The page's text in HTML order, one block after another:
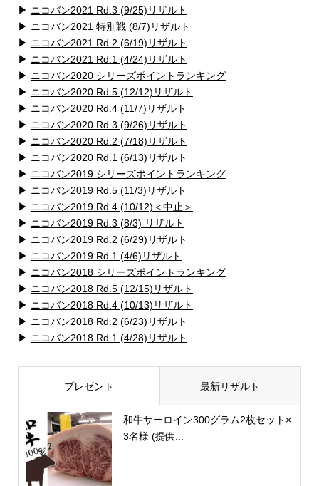
▶ ニコバン2021 Rd.3 (9/25)リザルト
▶ ニコバン2021 特別戦 (8/7)リザルト
▶ ニコバン2021 Rd.2 (6/19)リザルト
▶ ニコバン2021 Rd.1 (4/24)リザルト
▶ ニコバン2020 シリーズポイントランキング
▶ ニコバン2020 Rd.5 (12/12)リザルト
▶ ニコバン2020 Rd.4 (11/7)リザルト
▶ ニコバン2020 Rd.3 (9/26)リザルト
▶ ニコバン2020 Rd.2 (7/18)リザルト
▶ ニコバン2020 Rd.1 (6/13)リザルト
▶ ニコバン2019 シリーズポイントランキング
▶ ニコバン2019 Rd.5 (11/3)リザルト
▶ ニコバン2019 Rd.4 (10/12)＜中止＞
▶ ニコバン2019 Rd.3 (8/3) リザルト
▶ ニコバン2019 Rd.2 (6/29)リザルト
▶ ニコバン2019 Rd.1 (4/6)リザルト
▶ ニコバン2018 シリーズポイントランキング
▶ ニコバン2018 Rd.5 (12/15)リザルト
▶ ニコバン2018 Rd.4 (10/13)リザルト
▶ ニコバン2018 Rd.2 (6/23)リザルト
▶ ニコバン2018 Rd.1 (4/28)リザルト
プレゼント 最新リザルト
和牛サーロイン300グラム2枚セット×
3名様 (提供...